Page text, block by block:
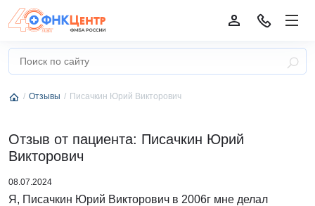
Отзывы Писачкин Юрий Викторович
Отзыв от пациента: Писачкин Юрий
Викторович
08.07.2024
Я, Писачкин Юрий Викторович в 2006г мне делал